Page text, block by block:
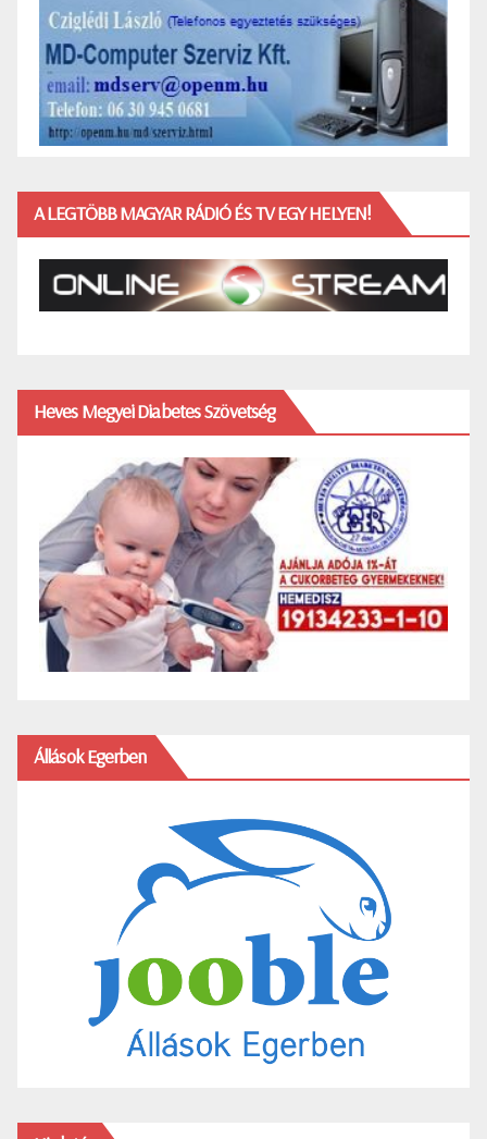
A LEGTÖBB MAGYAR RÁDIÓ ÉS TV EGY HELYEN!
Heves Megyei Diabetes Szövetség
Állások Egerben